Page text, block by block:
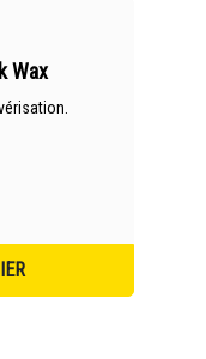
Wax